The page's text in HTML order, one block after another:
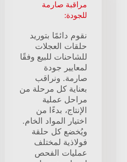
مراقبة صارمة
للجودة:
نقوم دائمًا بتوريد
حلقات العجلات
للشاحنات للبيع وفقًا
لمعايير جودة
صارمة. ونراقب
بعناية كل مرحلة من
مراحل عملية
الإنتاج، بدءًا من
اختيار المواد الخام.
ويُخضع كل حلقة
فولاذية لمختلف
عمليات الفحص